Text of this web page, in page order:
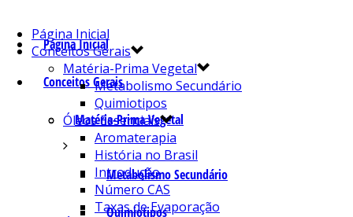
Página Inicial
Conceitos Gerais
Matéria-Prima Vegetal
Metabolismo Secundário
Quimiotipos
Página Inicial
Conceitos Gerais
Matéria-Prima Vegetal
Metabolismo Secundário
Quimiotipos
Óleos Essenciais
Aromaterapia
História no Brasil
Introdução
Número CAS
Taxas de Evaporação